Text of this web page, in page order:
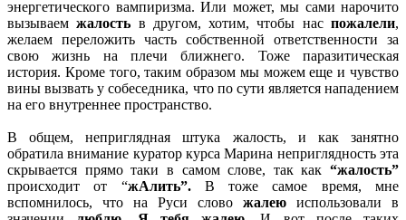
энергетического вампиризма. Или может, мы сами нарочито
вызываемжалость в другом, хотим, чтобы наспожалели,
желаем переложить часть собственной ответственности за
свою жизнь на плечи ближнего. Тоже паразитическая
история. Кроме того, таким образом мы можем еще и чувство
вины вызвать у собеседника, что по сути является нападением
на его внутреннее пространство.
В общем, неприглядная штука жалость, и как занятно
обратила внимание куратор курса Марина неприглядность эта
скрывается прямо таки в самом слове, так как “жалость”
происходит от “жАлить”.В тоже самое время, мне
вспомнилось, что на Руси слово жалею использовали в